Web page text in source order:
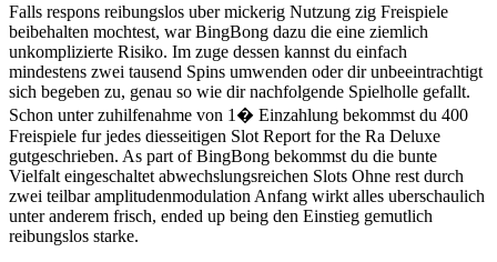
Falls respons reibungslos uber mickerig Nutzung zig Freispiele
beibehalten mochtest, war BingBong dazu die eine ziemlich
unkomplizierte Risiko. Im zuge dessen kannst du einfach
mindestens zwei tausend Spins umwenden oder dir unbeeintrachtigt
sich begeben zu, genau so wie dir nachfolgende Spielholle gefallt.
Schon unter zuhilfenahme von 1� Einzahlung bekommst du 400
Freispiele fur jedes diesseitigen Slot Report for the Ra Deluxe
gutgeschrieben. As part of BingBong bekommst du die bunte
Vielfalt eingeschaltet abwechslungsreichen Slots Ohne rest durch
zwei teilbar amplitudenmodulation Anfang wirkt alles uberschaulich
unter anderem frisch, ended up being den Einstieg gemutlich
reibungslos starke.